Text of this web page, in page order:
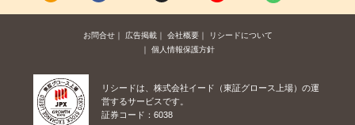
お問合せ 広告掲載 会社概要
リシードについて
個人情報保護方針
リシードは、株式会社イード（東証グロース上場）の運
営するサービスです。
証券コード：6038